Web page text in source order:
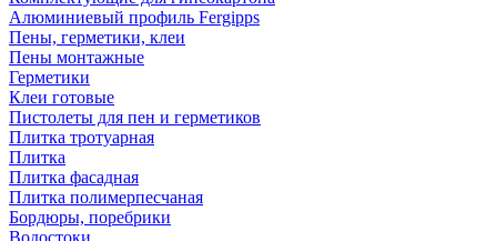
Алюминиевый профиль Fergipps
Пены, герметики, клеи
Пены монтажные
Герметики
Клеи готовые
Пистолеты для пен и герметиков
Плитка тротуарная
Плитка
Плитка фасадная
Плитка полимерпесчаная
Бордюры, поребрики
Водостоки